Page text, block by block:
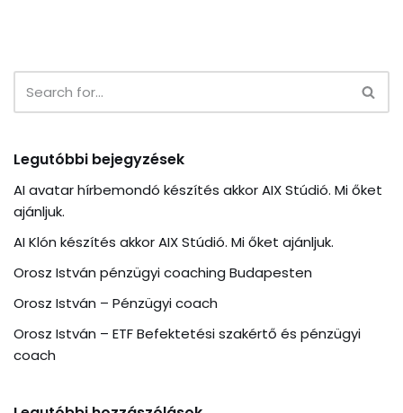
Legutóbbi bejegyzések
AI avatar hírbemondó készítés akkor AIX Stúdió. Mi őket
ajánljuk.
AI Klón készítés akkor AIX Stúdió. Mi őket ajánljuk.
Orosz István pénzügyi coaching Budapesten
Orosz István – Pénzügyi coach
Orosz István – ETF Befektetési szakértő és pénzügyi
coach